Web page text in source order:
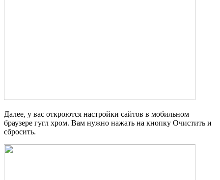
Далее, у вас откроются настройки сайтов в мобильном
браузере гугл хром. Вам нужно нажать на кнопку Очистить и
сбросить.